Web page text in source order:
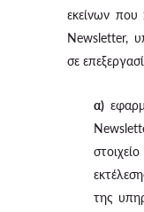
εκείνων
Newsletter,
σε
α)
της